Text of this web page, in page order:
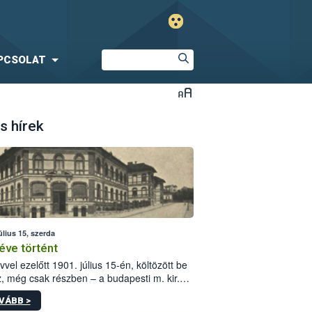
hírek
15, szerda
történt
ezelőtt 1901. július 15-én, költözött be
még csak részben – a budapesti m. kir.
állomás a Kis Rókus utca
alatti, Czigler Győző által tervezett új
>